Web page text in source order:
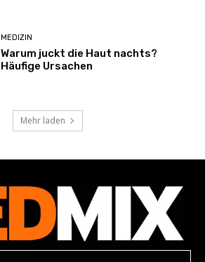
MEDIZIN
Warum juckt die Haut nachts?
Häufige Ursachen
Mehr laden